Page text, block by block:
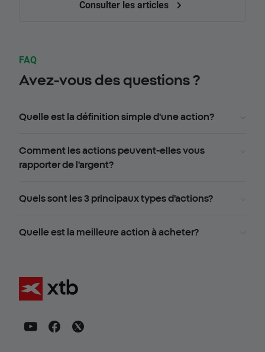
Consulter les articles
FAQ
Avez-vous des questions ?
Quelle est la définition simple d'une action?
Comment les actions peuvent-elles vous
rapporter de l'argent?
Quels sont les 3 principaux types d'actions?
Quelle est la meilleure action à acheter?